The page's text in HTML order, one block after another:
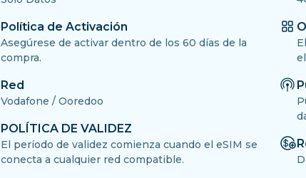
Política de Activación
Asegúrese de activar dentro de los 60 días de la
compra.
Red
Vodafone / Ooredoo
POLÍTICA DE VALIDEZ
El período de validez comienza cuando el eSIM se
conecta a cualquier red compatible.